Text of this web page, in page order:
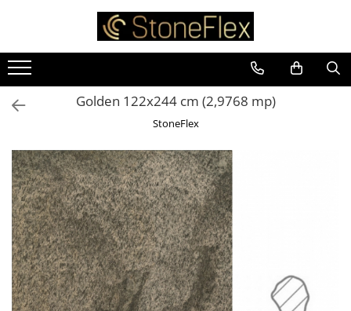
Golden 122x244 cm (2,9768 mp)
StoneFlex